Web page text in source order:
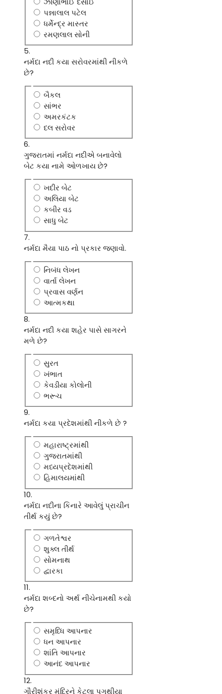
પન્નાલાલ પટેલ
ધર્મેન્દ્ર માસ્તર
રમણલાલ સોની
5.
નર્મદા નદી કયા સરોવરમાંથી નીકળે
છે?
બૈકલ
સાંભર
અમરકંટક
દલ સરોવર
6.
ગુજરાતમાં નર્મદા નદીએ બનાવેલો
બેટ કયા નામે ઓળખાય છે?
ખદીર બેટ
અલિયા બેટ
કબીર વડ
સાધુ બેટ
7.
નર્મદા મૈયા પાઠ નો પ્રકાર જણાવો.
નિબંધ લેખન
વાર્તા લેખન
પ્રવાસ વર્ણન
આત્મકથા
8.
નર્મદા નદી કયા શહેર પાસે સાગરને
મળે છે?
સુરત
ખંભાત
કેવડીયા કોલોની
ભરૂચ
9.
નર્મદા કયા પ્રદેશમાંથી નીકળે છે ?
મહારાષ્ટ્રમાંથી
ગુજરાતમાંથી
મધ્યપ્રદેશમાંથી
હિમાલયમાંથી
10.
નર્મદા નદીના કિનારે આવેલું પ્રાચીન
તીર્થ કયું છે?
ગળતેશ્વર
શુક્લ તીર્થ
સોમનાથ
દ્વારકા
11.
નર્મદા શબ્દનો અર્થ નીચેનામથી કયો
છે?
સમૃધ્ધિ આપનાર
ધન આપનાર
શાંતિ આપનાર
આનંદ આપનાર
12.
ગૌરીશંકર મંદિરને કેટલા પગથીયા